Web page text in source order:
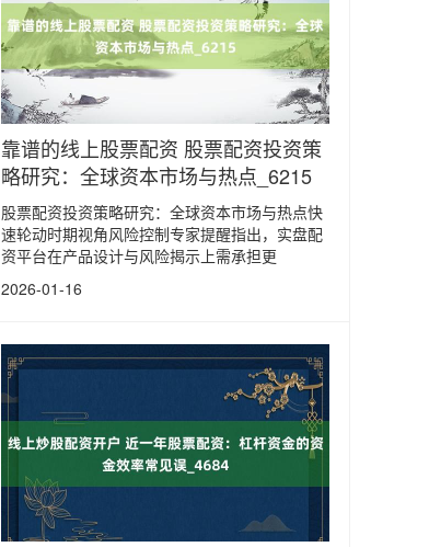
靠谱的线上股票配资 股票配资投资策
略研究：全球资本市场与热点_6215
股票配资投资策略研究：全球资本市场与热点快
速轮动时期视角风险控制专家提醒指出，实盘配
资平台在产品设计与风险揭示上需承担更
2026-01-16